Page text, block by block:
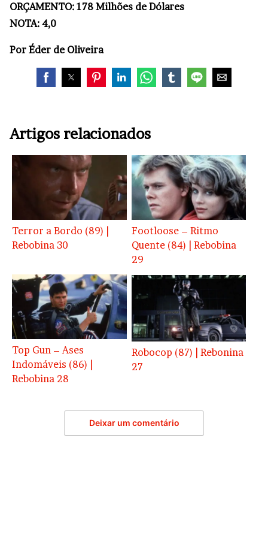
ORÇAMENTO: 178 Milhões de Dólares
NOTA: 4,0
Por Éder de Oliveira
Artigos relacionados
Terror a Bordo (89) |
Rebobina 30
Footloose – Ritmo
Quente (84) | Rebobina
29
Top Gun – Ases
Indomáveis (86) |
Rebobina 28
Robocop (87) | Rebonina
27
Deixar um comentário